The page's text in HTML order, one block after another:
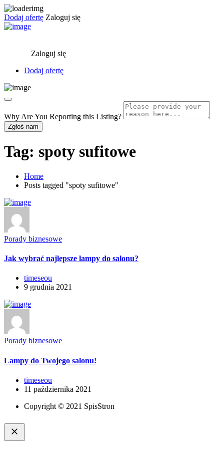
Dodaj ofertę Zaloguj się
Zaloguj się
Dodaj ofertę
Why Are You Reporting this Listing?
Zgłoś nam
Tag: spoty sufitowe
Home
Posts tagged "spoty sufitowe"
Porady biznesowe
Jak wybrać najlepsze lampy do salonu?
timeseou
9 grudnia 2021
Porady biznesowe
Lampy do Twojego salonu!
timeseou
11 października 2021
Copyright © 2021 SpisStron